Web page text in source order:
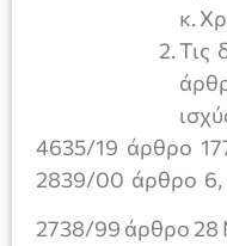
κ.
Τις
4635/19 άρθρο
2839/00 άρθρο
2738/99 άρθρο 28